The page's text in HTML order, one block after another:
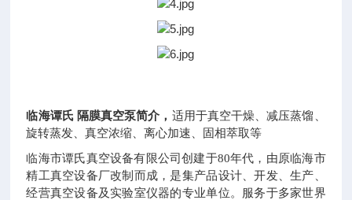
临海谭氏 隔膜真空泵简介， 适用于真空干燥、减压蒸馏、
旋转蒸发、真空浓缩、离心加速、固相萃取等
临海市谭氏真空设备有限公司创建于80年代，由原临海市
精工真空设备厂改制而成，是集产品设计、开发、生产、
经营真空设备及实验室仪器的专业单位。服务于多家世界